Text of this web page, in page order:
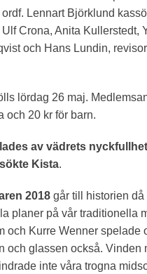
ordf. Lennart Björklund
Ulf Crona, Anita
och Hans Lundin,
lördag 26 maj.
och 20 kr för barn.
av vädrets nyckfullhet
Kista.
2018 går till historien då
planer på vår traditionella
och Kurre Wenner spelade
och glassen också.
inte våra trogna